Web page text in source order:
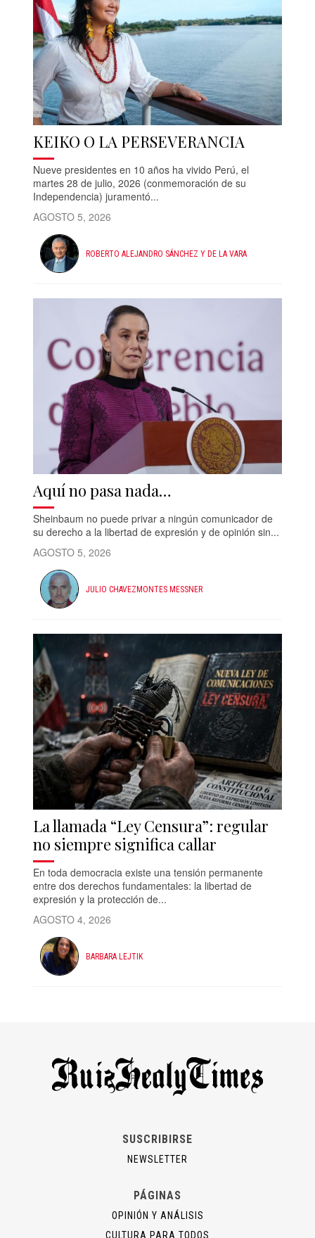
KEIKO O LA PERSEVERANCIA
Nueve presidentes en 10 años ha vivido Perú, el
martes 28 de julio, 2026 (conmemoración de su
Independencia) juramentó...
AGOSTO 5, 2026
ROBERTO ALEJANDRO SÁNCHEZ Y DE LA VARA
Aquí no pasa nada…
Sheinbaum no puede privar a ningún comunicador de
su derecho a la libertad de expresión y de opinión sin...
AGOSTO 5, 2026
JULIO CHAVEZMONTES MESSNER
La llamada “Ley Censura”: regular
no siempre significa callar
En toda democracia existe una tensión permanente
entre dos derechos fundamentales: la libertad de
expresión y la protección de...
AGOSTO 4, 2026
BARBARA LEJTIK
SUSCRIBIRSE
NEWSLETTER
PÁGINAS
OPINIÓN Y ANÁLISIS
CULTURA PARA TODOS